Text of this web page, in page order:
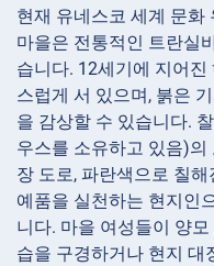
현재 유네스코 세계 문화
마을은 전통적인 트란실
습니다. 12세기에 지어
스럽게 서 있으며, 붉은
을 감상할 수 있습니다.
우스를 소유하고 있음)
장 도로, 파란색으로 칠
예품을 실천하는 현지인
니다. 마을 여성들이 양
습을 구경하거나 현지 대